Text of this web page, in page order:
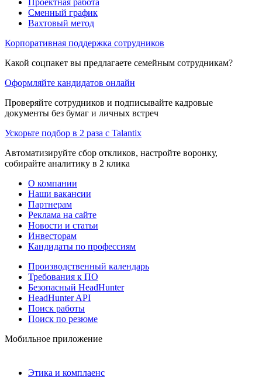
Сменный график
Вахтовый метод
Корпоративная поддержка сотрудников
Какой соцпакет вы предлагаете семейным сотрудникам?
Оформляйте кандидатов онлайн
Проверяйте сотрудников и подписывайте кадровые
документы без бумаг и личных встреч
Ускорьте подбор в 2 раза с Talantix
Автоматизируйте сбор откликов, настройте воронку,
собирайте аналитику в 2 клика
О компании
Наши вакансии
Партнерам
Реклама на сайте
Новости и статьи
Инвесторам
Кандидаты по профессиям
Производственный календарь
Требования к ПО
Безопасный HeadHunter
HeadHunter API
Поиск работы
Поиск по резюме
Мобильное приложение
Этика и комплаенс